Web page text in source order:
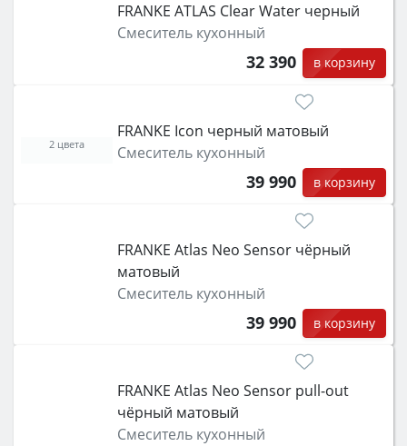
FRANKE ATLAS Clear Water черный
Смеситель кухонный
32 390 в корзину
FRANKE Icon черный матовый
Смеситель кухонный
39 990 в корзину
2 цвета
FRANKE Atlas Neo Sensor чёрный
матовый
Смеситель кухонный
39 990 в корзину
FRANKE Atlas Neo Sensor pull-out
чёрный матовый
Смеситель кухонный